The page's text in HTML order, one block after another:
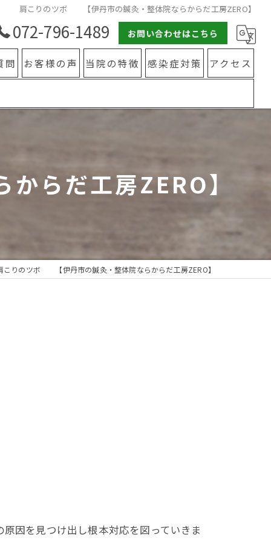
肩こりのツボ 【伊丹市の鍼灸・整体院ならからだ工房ZERO】
072-796-1489 お問い合わせはこちら
問 お客様の声 当院の特徴
カイロプラクティック
水素療法
感染症対策 アクセス
らだ工房ZERO】
こりのツボ 【伊丹市の鍼灸・整体院ならからだ工房ZERO】
因を見つけ出し根本対応を図っていきま